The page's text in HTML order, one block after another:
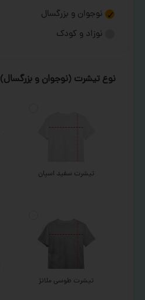
نوجوان و بزرگسال
نوزاد و کودک
نوع تیشرت (نوجوان و بزرگسال)
تیشرت سفید اسپان
تیشرت طوسی ملانژ